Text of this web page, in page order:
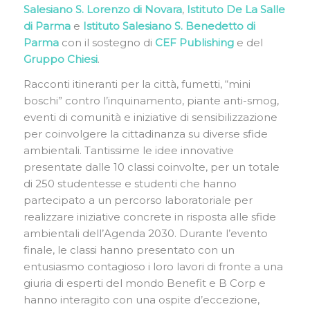
Salesiano S. Lorenzo di Novara, Istituto De La Salle
di Parmae Istituto Salesiano S. Benedetto di
Parmacon il sostegno di CEF Publishinge del
Gruppo Chiesi.
Racconti itineranti per la città, fumetti, “mini
boschi” contro l’inquinamento, piante anti-smog,
eventi di comunità e iniziative di sensibilizzazione
per coinvolgere la cittadinanza su diverse sfide
ambientali. Tantissime le idee innovative
presentate dalle 10 classi coinvolte, per un totale
di 250 studentesse e studenti che hanno
partecipato a un percorso laboratoriale per
realizzare iniziative concrete in risposta alle sfide
ambientali dell’Agenda 2030. Durante l’evento
finale, le classi hanno presentato con un
entusiasmo contagioso i loro lavori di fronte a una
giuria di esperti del mondo Benefit e B Corp e
hanno interagito con una ospite d’eccezione,